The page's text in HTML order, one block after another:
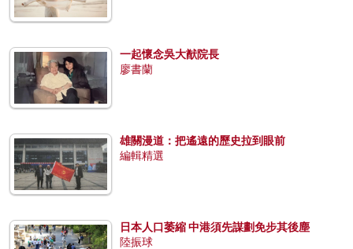
一起懷念吳大猷院長
廖書蘭
雄關漫道：把遙遠的歷史拉到眼前
編輯精選
日本人口萎縮 中港須先謀劃免步其後塵
陸振球